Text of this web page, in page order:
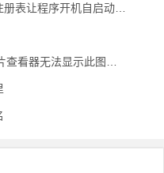
让程序开机自启动的方法
片,因为计算机上的可用内存不足.”